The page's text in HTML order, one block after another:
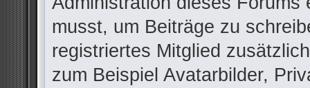
musst, um Beiträge zu
registriertes Mitglied
zum Beispiel Avatarbilder,